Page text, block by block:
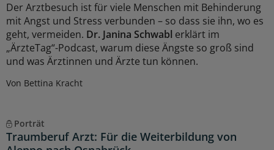
Der Arztbesuch ist für viele Menschen mit Behinderung
mit Angst und Stress verbunden – so dass sie ihn, wo es
geht, vermeiden. Dr. Janina Schwabl erklärt im
„ÄrzteTag“-Podcast, warum diese Ängste so groß sind
und was Ärztinnen und Ärzte tun können.
Von Bettina Kracht
Porträt
Traumberuf Arzt: Für die Weiterbildung von